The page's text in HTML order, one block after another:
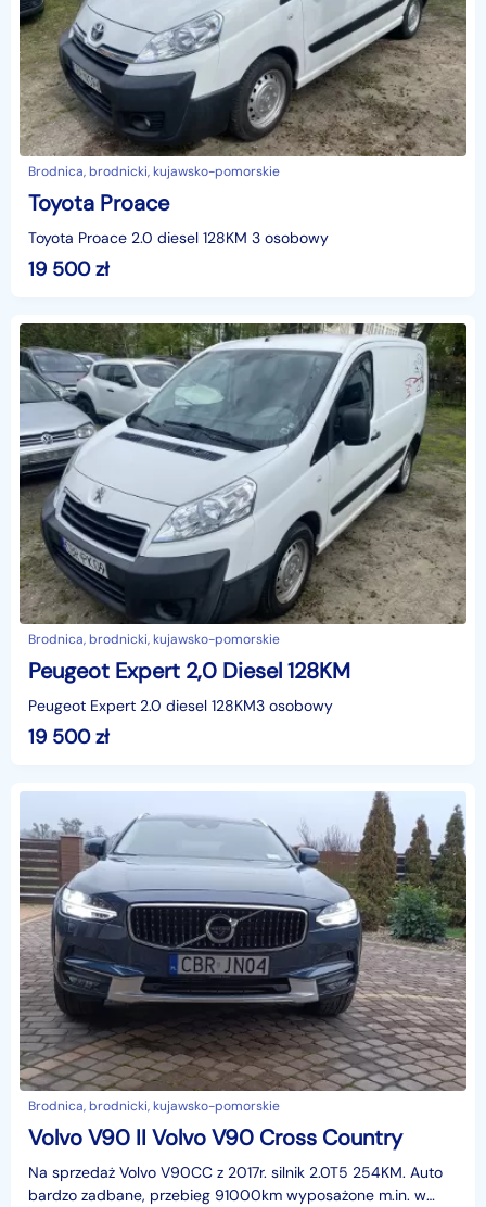
Brodnica, brodnicki, kujawsko-pomorskie
Toyota Proace
Toyota Proace 2.0 diesel 128KM 3 osobowy
19 500zł
Brodnica, brodnicki, kujawsko-pomorskie
Peugeot Expert 2,0 Diesel 128KM
Peugeot Expert 2.0 diesel 128KM3 osobowy
19 500zł
Brodnica, brodnicki, kujawsko-pomorskie
Volvo V90 II Volvo V90 Cross Country
Na sprzedaż Volvo V90CC z 2017r. silnik 2.0T5 254KM. Auto
bardzo zadbane, przebieg 91000km wyposażone m.in. w